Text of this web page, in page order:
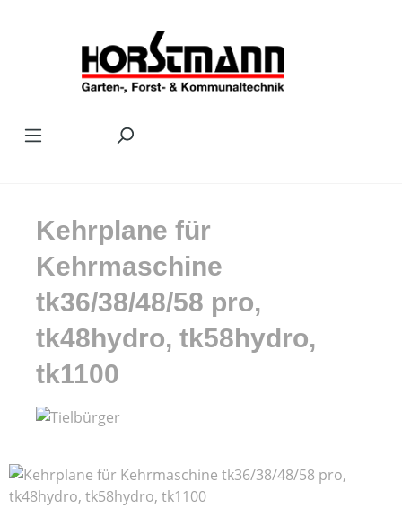
Kehrplane für
Kehrmaschine
tk36/38/48/58 pro,
tk48hydro, tk58hydro,
tk1100
Bildergalerie überspringen